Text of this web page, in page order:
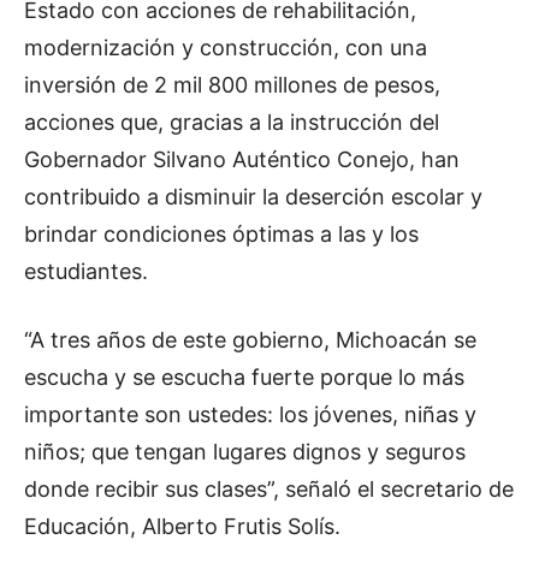
Estado con acciones de rehabilitación,
modernización y construcción, con una
inversión de 2 mil 800 millones de pesos,
acciones que, gracias a la instrucción del
Gobernador Silvano Auténtico Conejo, han
contribuido a disminuir la deserción escolar y
brindar condiciones óptimas a las y los
estudiantes.
“A tres años de este gobierno, Michoacán se
escucha y se escucha fuerte porque lo más
importante son ustedes: los jóvenes, niñas y
niños; que tengan lugares dignos y seguros
donde recibir sus clases”, señaló el secretario de
Educación, Alberto Frutis Solís.